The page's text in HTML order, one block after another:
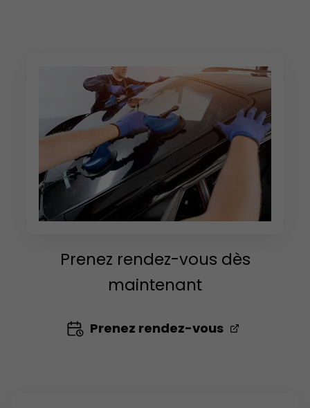
Prenez rendez-vous dès
maintenant
Prenez rendez-vous